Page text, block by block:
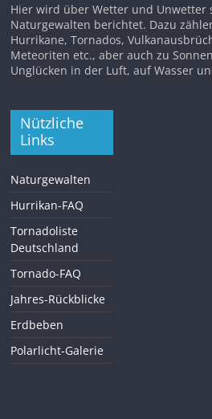
Hier wird über Wetter und Unwetter
Naturgewalten berichtet. Dazu
Hurrikane, Tornados,
Meteoriten etc., aber auch zu
Unglücken in der Luft, auf Wasser
Nützliche
Links
Naturgewalten
Hurrikan-FAQ
Tornadoliste
Deutschland
Tornado-FAQ
Jahres-Rückblicke
Erdbeben
Polarlicht-Galerie